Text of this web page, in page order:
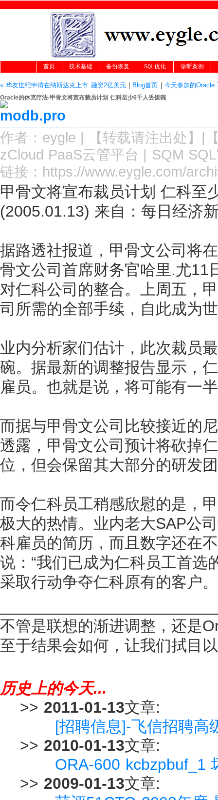
首页 技术基础 备份恢复 SQL优化 诊断案例
« 华友世纪申请在纳斯达克上市 融资2亿美元| Blog首页 今天参加的Oracle
Oracle的休克疗法-甲骨文将宣布裁员计划 仁科至少6千人丢饭碗
作者： eygle | 【转载请注出处 】|
zCloud PaaS云管平台 | SQM
链接： https://www.eygle.com/
甲骨文将宣布裁员计划 仁科至
(2005.01.13) 来自：每日经济
据路透社报道，甲骨文公司将
骨文公司首席财务官哈里.尤11
对仁科公司的整合。上周五，
司所需的全部手续，自此成为
业内分析家们估计，此次裁员
碗。据最新的调整报告显示，
雇员。也就是说，将可能有一
而据与甲骨文公司比较接近的
透露，甲骨文公司预计将砍掉
位，但会保留其大部分的研发
而令仁科员工稍感欣慰的是，
极大的热情。业内老大SAP公
科雇员的简历，而且数字还在
说：“我们已成为仁科员工首选
采取行动争夺仁科原有的客户
不管是联想的渐进调整，还是
至于结果会如何，让我们拭目
历史上的今天...
>> 2011-01-13文章:
[招聘信息]-飞信招聘高
>> 2010-01-13文章:
ORA-600 kcbzpbuf_1
>> 2009-01-13文章: